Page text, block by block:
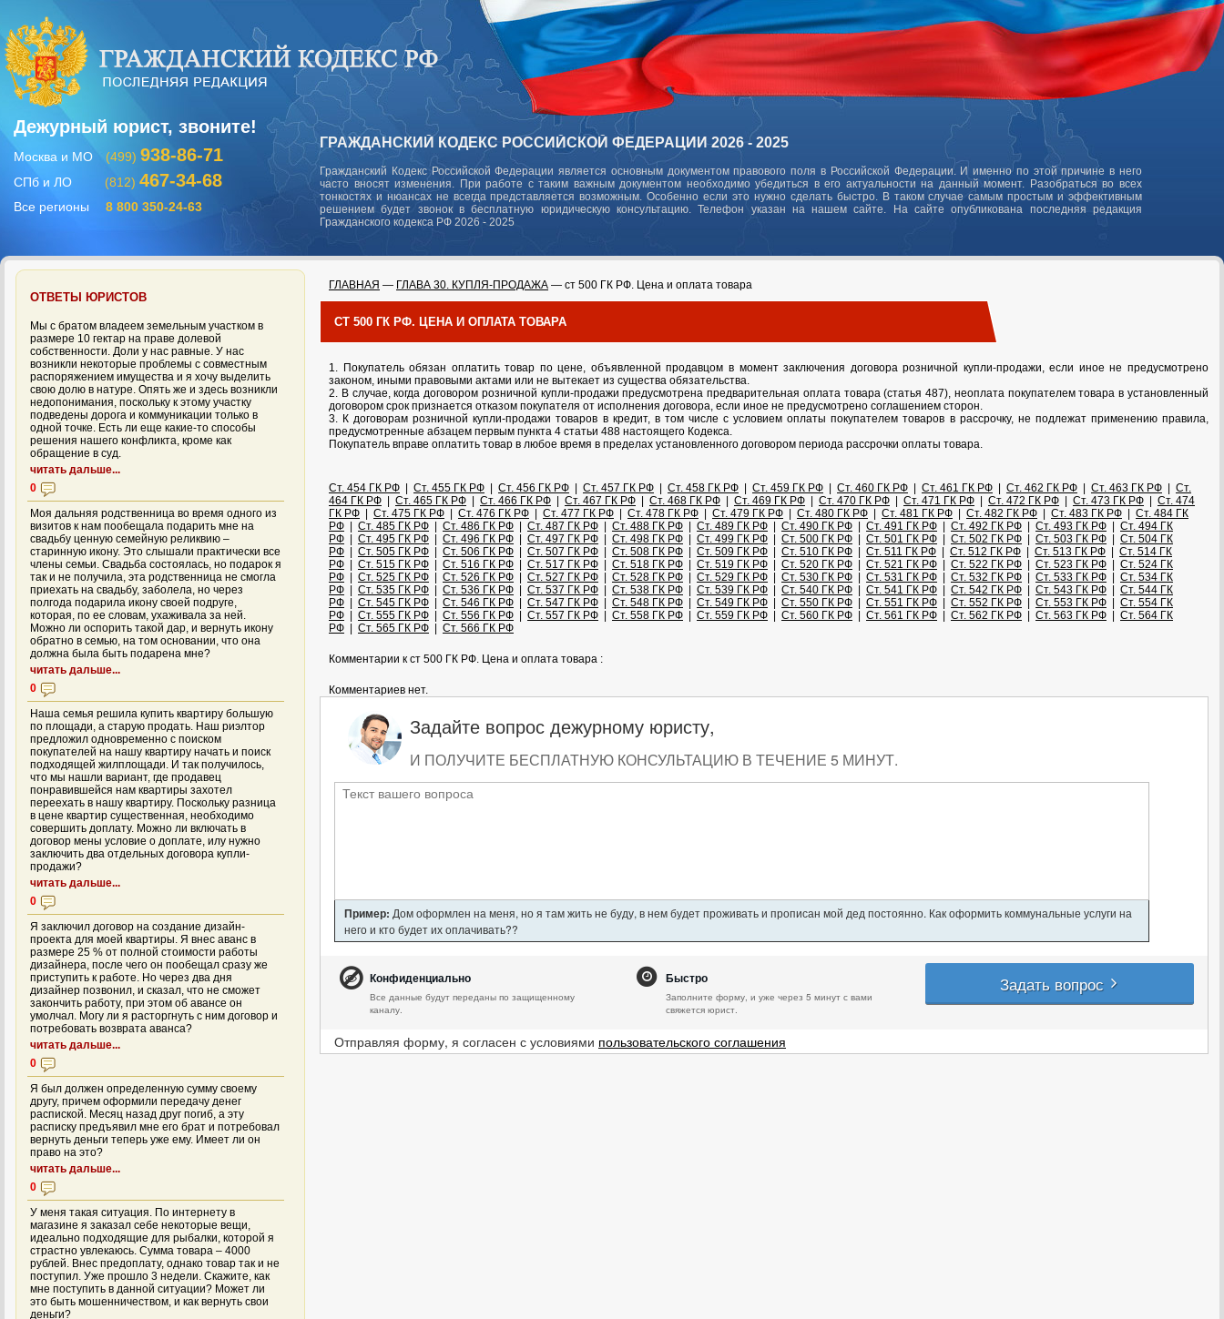
Дежурный юрист, звоните!
Москва и МО (499) 938-86-71
СПб и ЛО (812) 467-34-68
Все регионы 8 800 350-24-63
ГРАЖДАНСКИЙ КОДЕКС РОССИЙСКОЙ ФЕДЕРАЦИИ 2026 - 2025
Гражданский Кодекс Российской Федерации является основным документом правового поля в Российской Федерации. И именно по этой причине в него
часто вносят изменения. При работе с таким важным документом необходимо убедиться в его актуальности на данный момент. Разобраться во всех
тонкостях и нюансах не всегда представляется возможным. Особенно если это нужно сделать быстро. В таком случае самым простым и эффективным
решением будет звонок в бесплатную юридическую консультацию. Телефон указан на нашем сайте. На сайте опубликована последняя редакция
Гражданского кодекса РФ 2026 - 2025
ГЛАВНАЯ — ГЛАВА 30. КУПЛЯ-ПРОДАЖА — ст 500 ГК РФ. Цена и оплата товара
СТ 500 ГК РФ. ЦЕНА И ОПЛАТА ТОВАРА
1. Покупатель обязан оплатить товар по цене, объявленной продавцом в момент заключения договора розничной купли-продажи, если иное не предусмотрено
законом, иными правовыми актами или не вытекает из существа обязательства.
2. В случае, когда договором розничной купли-продажи предусмотрена предварительная оплата товара (статья 487), неоплата покупателем товара в установленный
договором срок признается отказом покупателя от исполнения договора, если иное не предусмотрено соглашением сторон.
3. К договорам розничной купли-продажи товаров в кредит, в том числе с условием оплаты покупателем товаров в рассрочку, не подлежат применению правила,
предусмотренные абзацем первым пункта 4 статьи 488 настоящего Кодекса.
Покупатель вправе оплатить товар в любое время в пределах установленного договором периода рассрочки оплаты товара.
Ст. 454 ГК РФ Ст. 455 ГК РФ Ст. 456 ГК РФ Ст. 457 ГК РФ Ст. 458 ГК РФ Ст. 459 ГК РФ Ст. 460 ГК РФ Ст. 461 ГК РФ Ст. 462 ГК РФ Ст. 463 ГК РФ
Ст.
464 ГК РФ
Ст. 465 ГК РФ Ст. 466 ГК РФ Ст. 467 ГК РФ Ст. 468 ГК РФ Ст. 469 ГК РФ Ст. 470 ГК РФ Ст. 471 ГК РФ Ст. 472 ГК РФ Ст. 473 ГК РФ
Ст. 474
ГК РФ
Ст. 475 ГК РФ Ст. 476 ГК РФ Ст. 477 ГК РФ Ст. 478 ГК РФ Ст. 479 ГК РФ Ст. 480 ГК РФ Ст. 481 ГК РФ Ст. 482 ГК РФ Ст. 483 ГК РФ
Ст. 484 ГК
РФ
Ст. 485 ГК РФ Ст. 486 ГК РФ Ст. 487 ГК РФ Ст. 488 ГК РФ Ст. 489 ГК РФ Ст. 490 ГК РФ Ст. 491 ГК РФ Ст. 492 ГК РФ Ст. 493 ГК РФ
Ст. 494 ГК
РФ
Ст. 495 ГК РФ Ст. 496 ГК РФ Ст. 497 ГК РФ Ст. 498 ГК РФ Ст. 499 ГК РФ Ст. 500 ГК РФ Ст. 501 ГК РФ Ст. 502 ГК РФ Ст. 503 ГК РФ
Ст. 504 ГК
РФ
Ст. 505 ГК РФ Ст. 506 ГК РФ Ст. 507 ГК РФ Ст. 508 ГК РФ Ст. 509 ГК РФ Ст. 510 ГК РФ Ст. 511 ГК РФ Ст. 512 ГК РФ Ст. 513 ГК РФ
Ст. 514 ГК
РФ
Ст. 515 ГК РФ Ст. 516 ГК РФ Ст. 517 ГК РФ Ст. 518 ГК РФ Ст. 519 ГК РФ Ст. 520 ГК РФ Ст. 521 ГК РФ Ст. 522 ГК РФ Ст. 523 ГК РФ
Ст. 524 ГК
РФ
Ст. 525 ГК РФ Ст. 526 ГК РФ Ст. 527 ГК РФ Ст. 528 ГК РФ Ст. 529 ГК РФ Ст. 530 ГК РФ Ст. 531 ГК РФ Ст. 532 ГК РФ Ст. 533 ГК РФ
Ст. 534 ГК
РФ
Ст. 535 ГК РФ Ст. 536 ГК РФ Ст. 537 ГК РФ Ст. 538 ГК РФ Ст. 539 ГК РФ Ст. 540 ГК РФ Ст. 541 ГК РФ Ст. 542 ГК РФ Ст. 543 ГК РФ
Ст. 544 ГК
РФ
Ст. 545 ГК РФ Ст. 546 ГК РФ Ст. 547 ГК РФ Ст. 548 ГК РФ Ст. 549 ГК РФ Ст. 550 ГК РФ Ст. 551 ГК РФ Ст. 552 ГК РФ Ст. 553 ГК РФ
Ст. 554 ГК
РФ
Ст. 555 ГК РФ Ст. 556 ГК РФ Ст. 557 ГК РФ Ст. 558 ГК РФ Ст. 559 ГК РФ Ст. 560 ГК РФ Ст. 561 ГК РФ Ст. 562 ГК РФ Ст. 563 ГК РФ
Ст. 564 ГК
РФ
Ст. 565 ГК РФ Ст. 566 ГК РФ
Комментарии к ст 500 ГК РФ. Цена и оплата товара :
Комментариев нет.
Задайте вопрос дежурному юристу,
И ПОЛУЧИТЕ БЕСПЛАТНУЮ КОНСУЛЬТАЦИЮ В ТЕЧЕНИЕ 5 МИНУТ.
Пример: Дом оформлен на меня, но я там жить не буду, в нем будет проживать и прописан мой дед постоянно. Как оформить коммунальные услуги на
него и кто будет их оплачивать??
Конфиденциально
Все данные будут переданы по защищенному
каналу.
Быстро
Заполните форму, и уже через 5 минут с вами
свяжется юрист.
Задать вопрос
Отправляя форму, я согласен с условиями пользовательского соглашения
ОТВЕТЫ ЮРИСТОВ
Мы с братом владеем земельным участком в
размере 10 гектар на праве долевой
собственности. Доли у нас равные. У нас
возникли некоторые проблемы с совместным
распоряжением имущества и я хочу выделить
свою долю в натуре. Опять же и здесь возникли
недопонимания, поскольку к этому участку
подведены дорога и коммуникации только в
одной точке. Есть ли еще какие-то способы
решения нашего конфликта, кроме как
обращение в суд.
читать дальше...
0
Моя дальняя родственница во время одного из
визитов к нам пообещала подарить мне на
свадьбу ценную семейную реликвию –
старинную икону. Это слышали практически все
члены семьи. Свадьба состоялась, но подарок я
так и не получила, эта родственница не смогла
приехать на свадьбу, заболела, но через
полгода подарила икону своей подруге,
которая, по ее словам, ухаживала за ней.
Можно ли оспорить такой дар, и вернуть икону
обратно в семью, на том основании, что она
должна была быть подарена мне?
читать дальше...
0
Наша семья решила купить квартиру большую
по площади, а старую продать. Наш риэлтор
предложил одновременно с поиском
покупателей на нашу квартиру начать и поиск
подходящей жилплощади. И так получилось,
что мы нашли вариант, где продавец
понравившейся нам квартиры захотел
переехать в нашу квартиру. Поскольку разница
в цене квартир существенная, необходимо
совершить доплату. Можно ли включать в
договор мены условие о доплате, илу нужно
заключить два отдельных договора купли-
продажи?
читать дальше...
0
Я заключил договор на создание дизайн-
проекта для моей квартиры. Я внес аванс в
размере 25 % от полной стоимости работы
дизайнера, после чего он пообещал сразу же
приступить к работе. Но через два дня
дизайнер позвонил, и сказал, что не сможет
закончить работу, при этом об авансе он
умолчал. Могу ли я расторгнуть с ним договор и
потребовать возврата аванса?
читать дальше...
0
Я был должен определенную сумму своему
другу, причем оформили передачу денег
распиской. Месяц назад друг погиб, а эту
расписку предъявил мне его брат и потребовал
вернуть деньги теперь уже ему. Имеет ли он
право на это?
читать дальше...
0
У меня такая ситуация. По интернету в
магазине я заказал себе некоторые вещи,
идеально подходящие для рыбалки, которой я
страстно увлекаюсь. Сумма товара – 4000
рублей. Внес предоплату, однако товар так и не
поступил. Уже прошло 3 недели. Скажите, как
мне поступить в данной ситуации? Может ли
это быть мошенничеством, и как вернуть свои
деньги?